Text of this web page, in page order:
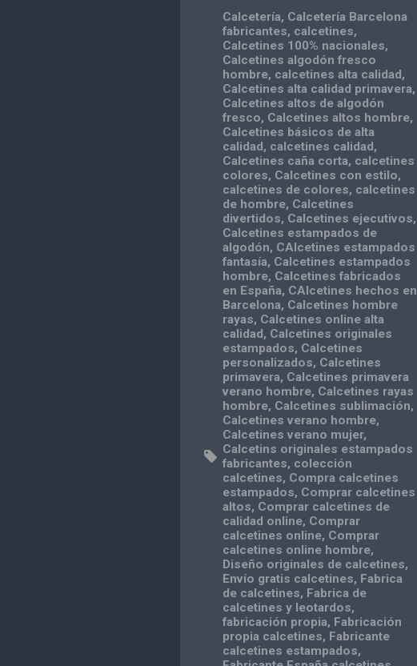
Calcetería, Calcetería Barcelona
fabricantes, calcetines,
Calcetines 100% nacionales,
Calcetines algodón fresco
hombre, calcetines alta calidad,
Calcetines alta calidad primavera,
Calcetines altos de algodón
fresco, Calcetines altos hombre,
Calcetines básicos de alta
calidad, calcetines calidad,
Calcetines caña corta, calcetines
colores, Calcetines con estilo,
calcetines de colores, calcetines
de hombre, Calcetines
divertidos, Calcetines ejecutivos,
Calcetines estampados de
algodón, CAlcetines estampados
fantasía, Calcetines estampados
hombre, Calcetines fabricados
en España, CAlcetines hechos en
Barcelona, Calcetines hombre
rayas, Calcetines online alta
calidad, Calcetines originales
estampados, Calcetines
personalizados, Calcetines
primavera, Calcetines primavera
verano hombre, Calcetines rayas
hombre, Calcetines sublimación,
Calcetines verano hombre,
Calcetines verano mujer,
Calcetins originales estampados
fabricantes, colección
calcetines, Compra calcetines
estampados, Comprar calcetines
altos, Comprar calcetines de
calidad online, Comprar
calcetines online, Comprar
calcetines online hombre,
Diseño originales de calcetines,
Envío gratis calcetines, Fabrica
de calcetines, Fabrica de
calcetines y leotardos,
fabricación propia, Fabricación
propia calcetines, Fabricante
calcetines estampados,